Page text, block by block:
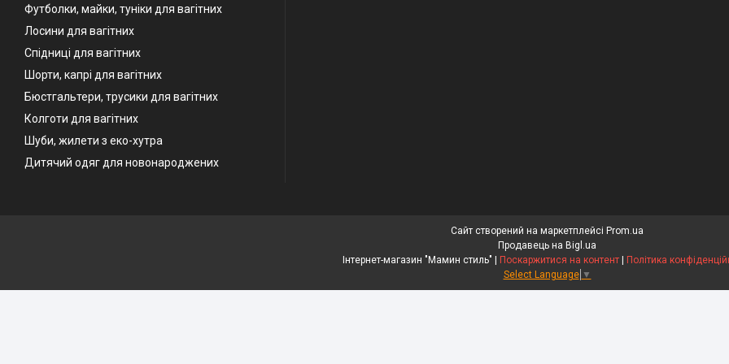
Футболки, майки, туніки для вагітних
Лосини для вагітних
Спідниці для вагітних
Шорти, капрі для вагітних
Бюстгальтери, трусики для вагітних
Колготи для вагітних
Шуби, жилети з еко-хутра
Дитячий одяг для новонароджених
Сайт створений на маркетплейсі Prom.ua
Продавець на Bigl.ua
Інтернет-магазин "Мамин стиль" | Поскаржитися на контент | Політика
Select Language ▼